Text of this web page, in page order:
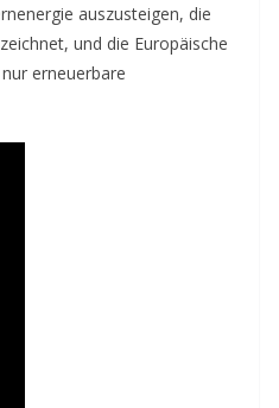
auszusteigen, die
und die Europäische
erneuerbare